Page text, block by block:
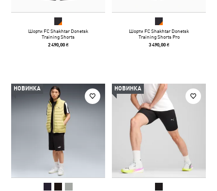
Шорти FC Shakhtar Donetsk
Training Shorts
2 490,00 ₴
Шорти FC Shakhtar Donetsk
Training Shorts Pro
3 490,00 ₴
НОВИНКА НОВИНКА